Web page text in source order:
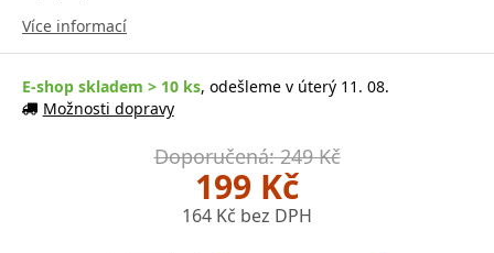
Více informací
E-shop skladem > 10 ks, odešleme v úterý 11. 08.
Možnosti dopravy
Doporučená: 249 Kč
199 Kč
164 Kč bez DPH